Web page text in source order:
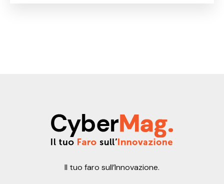
Il tuo faro sull’Innovazione.